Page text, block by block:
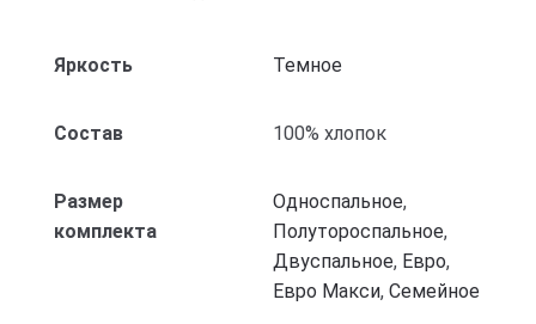
Яркость Темное
Состав 100% хлопок
Размер
комплекта
Односпальное,
Полутороспальное,
Двуспальное, Евро,
Евро Макси,Семейное